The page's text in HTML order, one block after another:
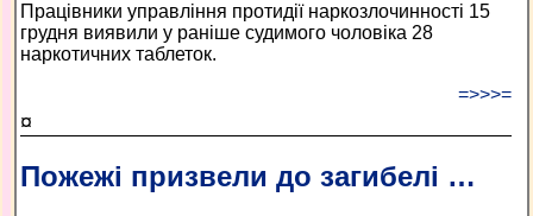
Працівники управління протидії наркозлочинності 15
грудня виявили у раніше судимого чоловіка 28
наркотичних таблеток.
=>>>=
¤
Пожежі призвели до загибелі …